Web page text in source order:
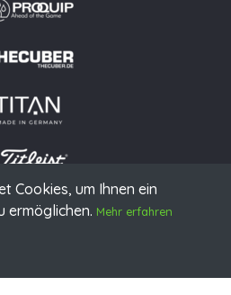
Cookies, um Ihnen ein
ermöglichen. Mehr erfahren
PGAoG